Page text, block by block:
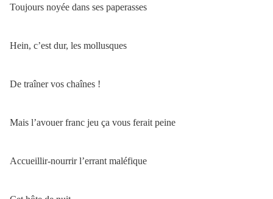
Toujours noyée dans ses paperasses
Hein, c’est dur, les mollusques
De traîner vos chaînes !
Mais l’avouer franc jeu ça vous ferait peine
Accueillir-nourrir l’errant maléfique